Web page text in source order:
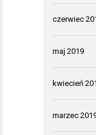
czerwiec
maj 2019
kwiecień
marzec